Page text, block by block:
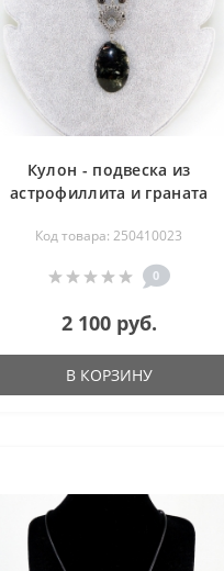
Кулон - подвеска из
астрофиллита и граната
Код товара: 250410023
0
2 100 руб.
В КОРЗИНУ